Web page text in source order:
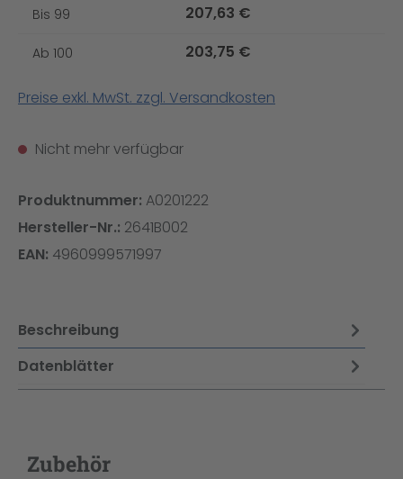
Bis 99 207,63 €
Ab 100 203,75 €
Preise exkl. MwSt. zzgl. Versandkosten
Nicht mehr verfügbar
Produktnummer: A0201222
Hersteller-Nr.: 2641B002
EAN: 4960999571997
Beschreibung
Datenblätter
Zubehör